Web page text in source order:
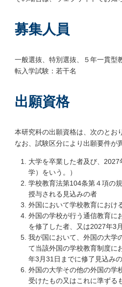
募集人員
一般選抜、特別選抜、５年一貫型
転入学試験：若干名
出願資格
本研究科の出願資格は、次のとお
なお、試験区分により出願要件が
大学を卒業した者及び、
学）をいう。）
学校教育法第104条第４項の
授与される見込みの者
外国において学校教育におけ
外国の学校が行う通信教育に
を修了した者、又は2027年3
我が国において、外国の大学
て当該外国の学校教育制度に
年3月31日までに修了見込み
外国の大学その他の外国の学
受けたもの又はこれに準ずる